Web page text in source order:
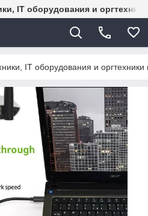
IT оборудования и
IT оборудования и